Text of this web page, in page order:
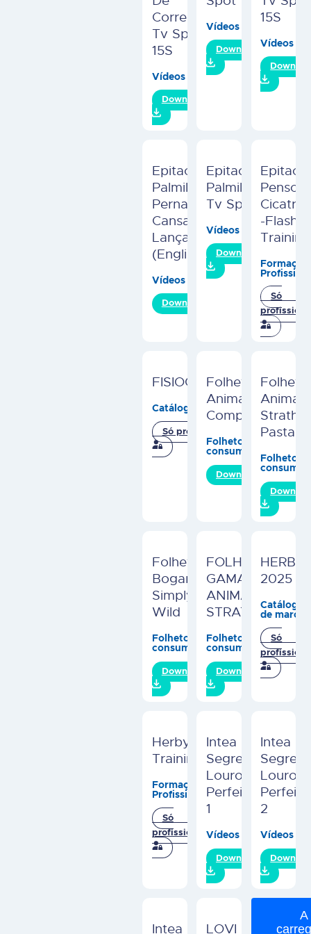
Correção
Tv Spot
15S
Vídeos
Download
Vídeos
Download
15S
Vídeos
Epitact
Palmilhas
Pernas
Cansadas
Lançamento
(English)
Vídeos
Download
Epitact
Palmilhas
Tv Spot
Vídeos
Download
Epitact
Penso
-Flash
Training
Só
FISIOCANNABIS
Catálogos de marca
Só profissionais
Folheto
Anima Strath
Comprimidos
Folhetos
consumidor
Download
Folheto
Anima
Strath
Pasta
Folhetos
Folheto
Bogar
Simply
Wild
Folhetos
consumidor
Download
FOLHETO
GAMA
ANIMA-
STRATH
Folhetos
consumidor
Download
HERBY
2025
Catálogos
de marca
Só
Herby
Training
Formações
Profissionais
Só
profissionais
Intea
Segredo
Louro
Perfeito
1
Vídeos
Download
Intea
Louro
Perfeito
2
Vídeos
Intea LOVI
A